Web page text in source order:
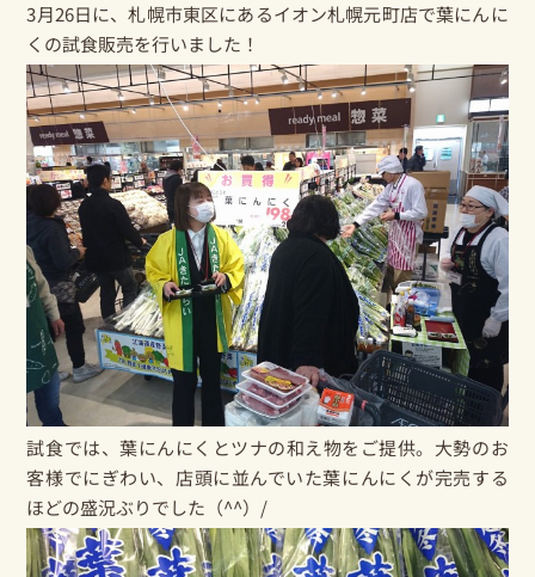
3月26日に、札幌市東区にあるイオン札幌元町店で葉にんに
く の試食販売を行いました！
試食では、葉にんにくとツナの和え物をご提供。大勢のお
客様でにぎわい、店頭に並んでいた葉にんにくが完売する
ほどの盛況ぶりでした（^^）/